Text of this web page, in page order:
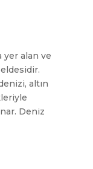
yer alan ve
altın
Deniz